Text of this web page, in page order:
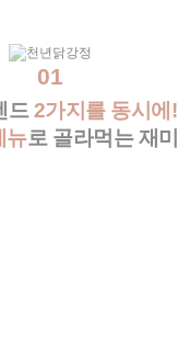
01
드2가지를 동시에!
뉴로 골라먹는 재미